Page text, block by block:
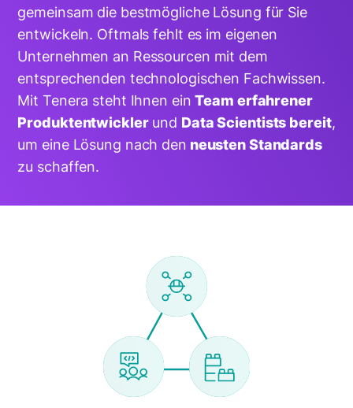
gemeinsam die bestmögliche Lösung für Sie
entwickeln. Oftmals fehlt es im eigenen
Unternehmen an Ressourcen mit dem
entsprechenden technologischen Fachwissen.
Mit Tenera steht Ihnen einTeam erfahrener
Produktentwicklerund Data Scientists bereit,
um eine Lösung nach den neusten Standards
zu schaffen.